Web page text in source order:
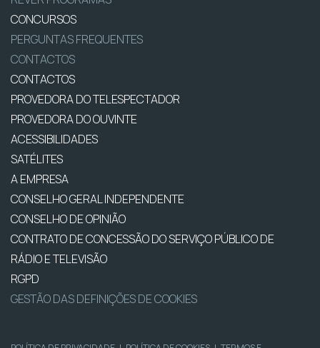
CONCURSOS
PERGUNTAS FREQUENTES
CONTACTOS
CONTACTOS
PROVEDORA DO TELESPECTADOR
PROVEDORA DO OUVINTE
ACESSIBILIDADES
SATÉLITES
A EMPRESA
CONSELHO GERAL INDEPENDENTE
CONSELHO DE OPINIÃO
CONTRATO DE CONCESSÃO DO SERVIÇO PÚBLICO DE
RÁDIO E TELEVISÃO
RGPD
GESTÃO DAS DEFINIÇÕES DE COOKIES